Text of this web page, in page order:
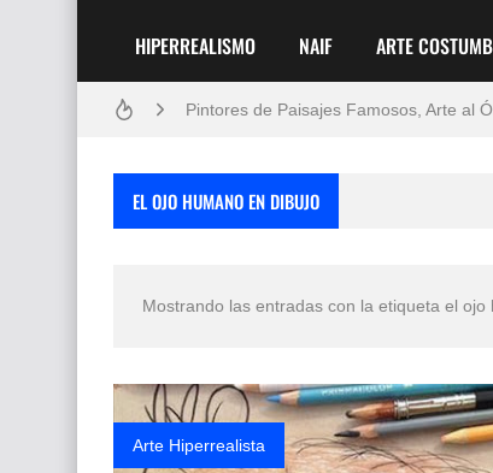
HIPERREALISMO NAIF ARTE
Frutas y Flores Para Colorear Imágenes
Pintores de Paisajes Famosos, Arte al
Rostros Bellos, La Perfección del Dibujo
Fotos Artísticas de las Actrices de
EL OJO HUMANO EN DIBUJO
Mostrando las entradas con la etiqueta el ojo
Arte Hiperrealista